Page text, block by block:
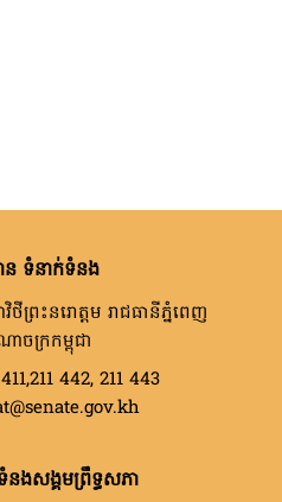
ន ទំនាក់ទំនង
ថីព្រះនរោត្តម រាជធានីភ្នំពេញ
ាចក្រកម្ពុជា
442, 211 443
ងសង្គមព្រឹទ្ធសភា